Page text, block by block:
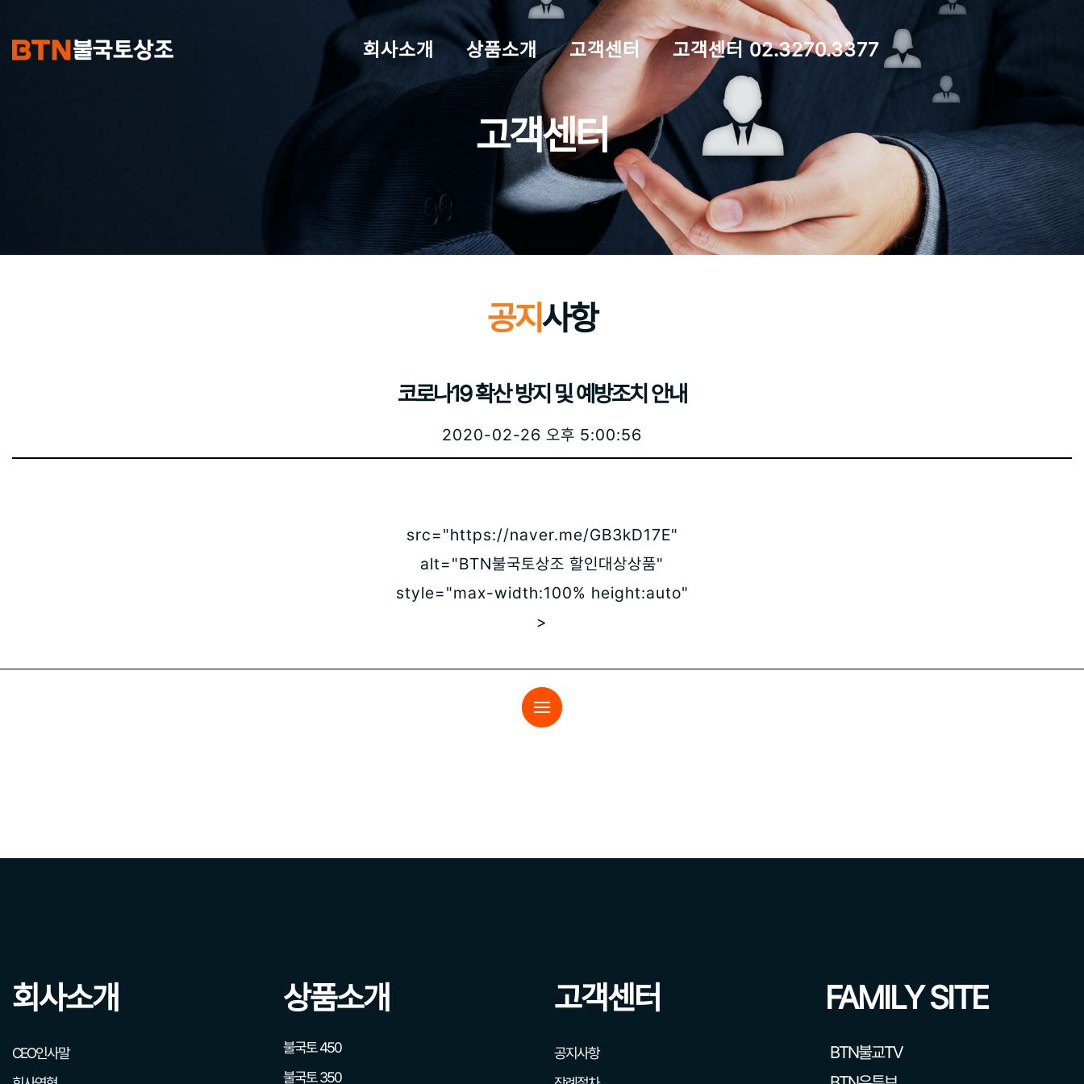
회사소개 상품소개 고객센터 고객센터 02.3270.3377
고객센터
공지사항
코로나19 확산 방지 및 예방조치 안내
2020-02-26 오후 5:00:56
src="https://naver.me/GB3kD17E"
alt="BTN불국토상조 할인대상상품"
style="max-width:100% height:auto"
>
회사소개
CEO인사말
상품소개
불국토 450
불국토 350
고객센터
공지사항
FAMILY SITE
BTN불교TV